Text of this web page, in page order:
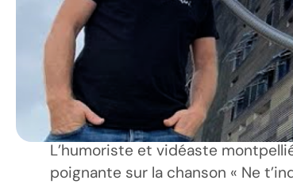
L’humoriste et vidéaste
poignante sur la chanson « Ne